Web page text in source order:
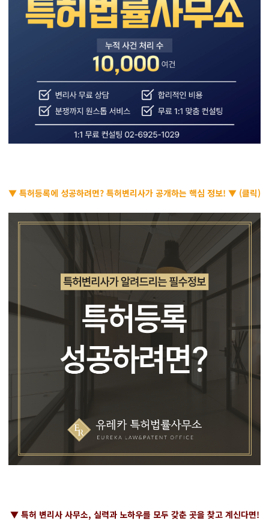
▼ 특허등록에 성공하려면? 특허변리사가 공개하는 핵심 정보! ▼ (클릭)
▼ 특허 변리사 사무소, 실력과 노하우를 모두 갖춘 곳을 찾고 계신다면!